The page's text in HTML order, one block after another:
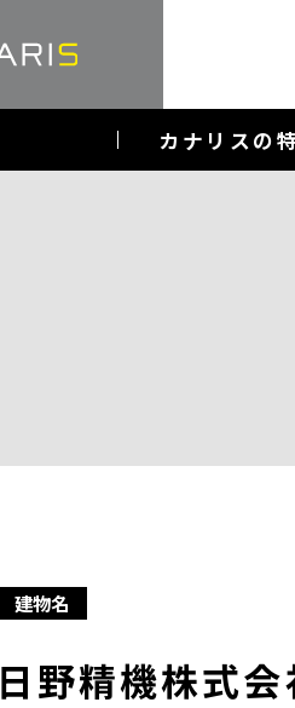
カナリスの
建物名
日野精機株式